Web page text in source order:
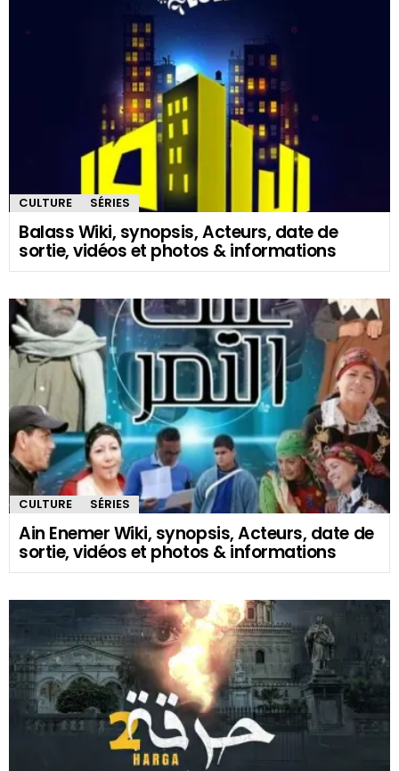
CULTURE SÉRIES
Balass Wiki, synopsis, Acteurs, date de
sortie, vidéos et photos & informations
CULTURE SÉRIES
Ain Enemer Wiki, synopsis, Acteurs, date de
sortie, vidéos et photos & informations